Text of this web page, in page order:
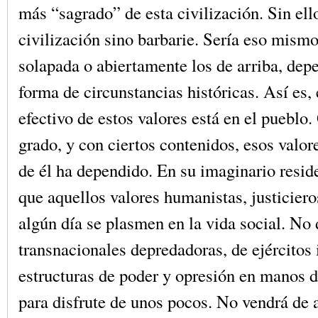
más “sagrado” de esta civilización. Sin
civilización sino barbarie. Sería eso
solapada o abiertamente los de arriba,
forma de circunstancias históricas. Así es,
efectivo de estos valores está en el
grado, y con ciertos contenidos, esos
de él ha dependido. En su imaginario
que aquellos valores humanistas,
algún día se plasmen en la vida social. No
transnacionales depredadoras, de ejércitos
estructuras de poder y opresión en manos
para disfrute de unos pocos. No vendrá de